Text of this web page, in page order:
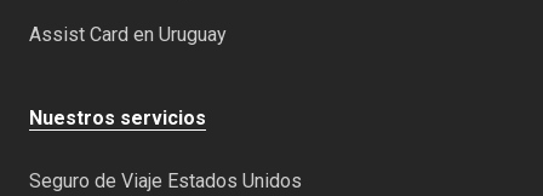
Assist Card en Uruguay
Nuestros servicios
Seguro de Viaje Estados Unidos